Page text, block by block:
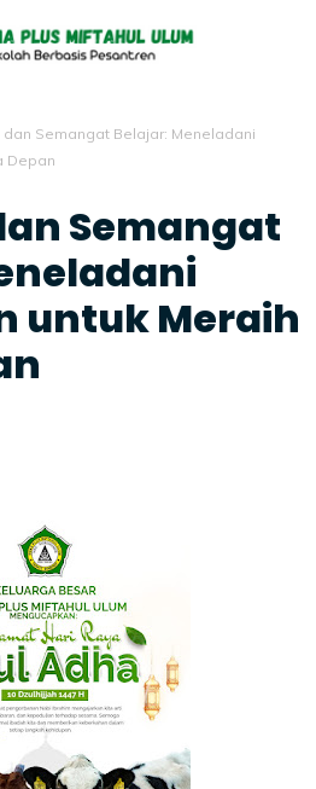
dan Semangat Belajar: Meneladani
Depan
Semangat
untuk Meraih